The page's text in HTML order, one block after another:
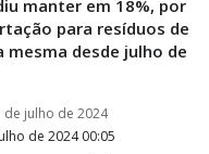
manter em 18%, por
para resíduos de
desde julho de
de 2024 00:05
julho de 2024